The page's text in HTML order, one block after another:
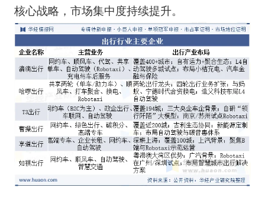
核心战略，市场集中度持续提升。